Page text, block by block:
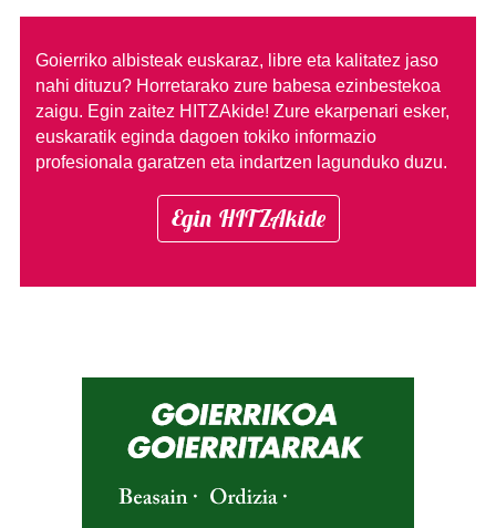
Goierriko albisteak euskaraz, libre eta kalitatez jaso
nahi dituzu? Horretarako zure babesa ezinbestekoa
zaigu. Egin zaitez HITZAkide! Zure ekarpenari esker,
euskaratik eginda dagoen tokiko informazio
profesionala garatzen eta indartzen lagunduko duzu.
Egin HITZAkide